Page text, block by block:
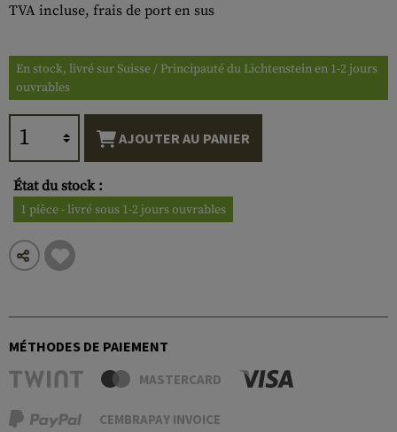
TVA incluse, frais de port en sus
En stock, livré sur Suisse / Principauté du Lichtenstein en 1-2 jours
ouvrables
AJOUTER AU PANIER
État du stock :
1 pièce - livré sous 1-2 jours ouvrables
MÉTHODES DE PAIEMENT
MASTERCARD
CEMBRAPAY INVOICE